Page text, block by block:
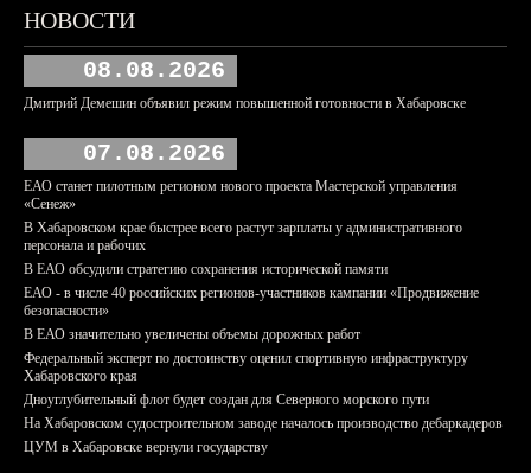
НОВОСТИ
08.08.2026
Дмитрий Демешин объявил режим повышенной готовности в Хабаровске
07.08.2026
ЕАО станет пилотным регионом нового проекта Мастерской управления
«Сенеж»
В Хабаровском крае быстрее всего растут зарплаты у административного
персонала и рабочих
В ЕАО обсудили стратегию сохранения исторической памяти
ЕАО - в числе 40 российских регионов-участников кампании «Продвижение
безопасности»
В ЕАО значительно увеличены объемы дорожных работ
Федеральный эксперт по достоинству оценил спортивную инфраструктуру
Хабаровского края
Дноуглубительный флот будет создан для Северного морского пути
На Хабаровском судостроительном заводе началось производство дебаркадеров
ЦУМ в Хабаровске вернули государству